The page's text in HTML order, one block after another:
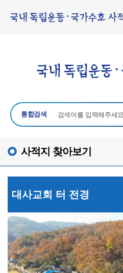
통합검색
사적지 찾아보기
대사교회 터 전경